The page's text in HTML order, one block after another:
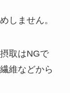
しません。
取はNGで
維などから